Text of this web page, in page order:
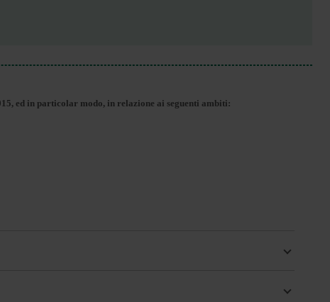
ed in particolar modo, in relazione ai seguenti ambiti: